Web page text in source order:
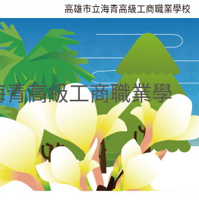
高雄市立海青高級工商職業學校
高級工商職業學